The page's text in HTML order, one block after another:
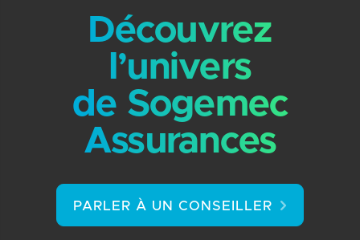
Découvrez
l’univers
de Sogemec
Assurances
PARLER À UN CONSEILLER